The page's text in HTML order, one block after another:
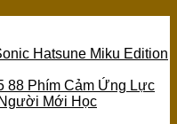
Hatsune Miku Edition
88 Phím Cảm Ứng Lực
Mới Học